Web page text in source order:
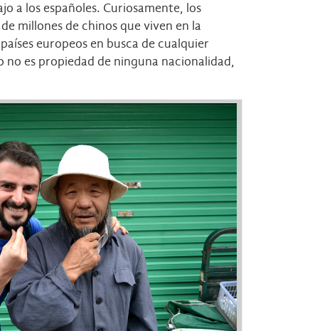
a los españoles. Curiosamente, los
millones de chinos que viven en la
europeos en busca de cualquier
no es propiedad de ninguna nacionalidad,